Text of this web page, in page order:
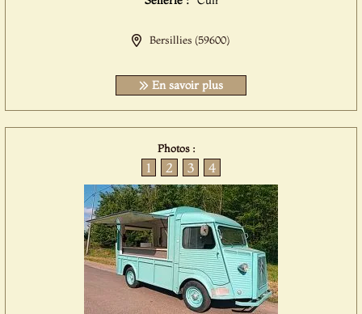
Bersillies (59600)
En savoir plus
Photos :
1 2 3 4